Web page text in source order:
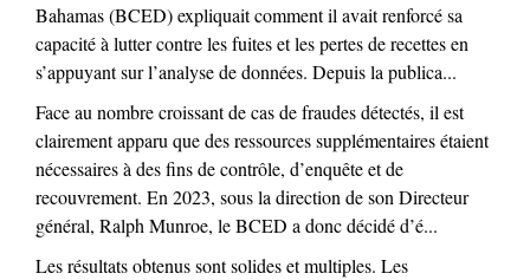
Bahamas (BCED) expliquait comment il avait renforcé sa
capacité à lutter contre les fuites et les pertes de recettes en
s’appuyant sur l’analyse de données. Depuis la publica...
Face au nombre croissant de cas de fraudes détectés, il est
clairement apparu que des ressources supplémentaires étaient
nécessaires à des fins de contrôle, d’enquête et de
recouvrement. En 2023, sous la direction de son Directeur
général, Ralph Munroe, le BCED a donc décidé d’é...
Les résultats obtenus sont solides et multiples. Les